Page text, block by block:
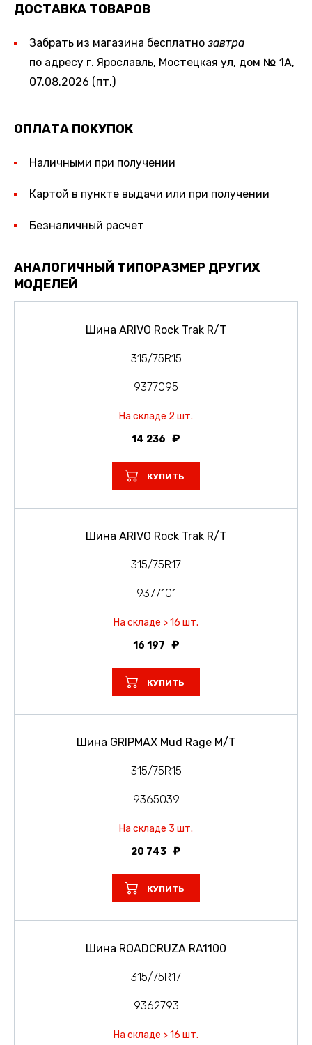
ДОСТАВКА ТОВАРОВ
Забрать из магазина бесплатно завтра
по адресу г. Ярославль, Мостецкая ул, дом № 1А,
07.08.2026 (пт.)
ОПЛАТА ПОКУПОК
Наличными при получении
Картой в пункте выдачи или при получении
Безналичный расчет
АНАЛОГИЧНЫЙ ТИПОРАЗМЕР ДРУГИХ
МОДЕЛЕЙ
Шина ARIVO Rock Trak R/T
315/75R15
9377095
На складе 2 шт.
14 236
КУПИТЬ
Шина ARIVO Rock Trak R/T
315/75R17
9377101
На складе > 16 шт.
16 197
КУПИТЬ
Шина GRIPMAX Mud Rage M/T
315/75R15
9365039
На складе 3 шт.
20 743
КУПИТЬ
Шина ROADCRUZA RA1100
315/75R17
9362793
На складе > 16 шт.